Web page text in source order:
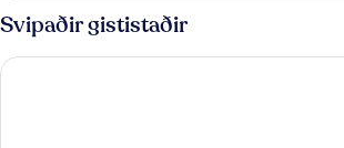
1
rúm
Svipaðir gististaðir
The Westin Dubai Mina Seyahi Beach